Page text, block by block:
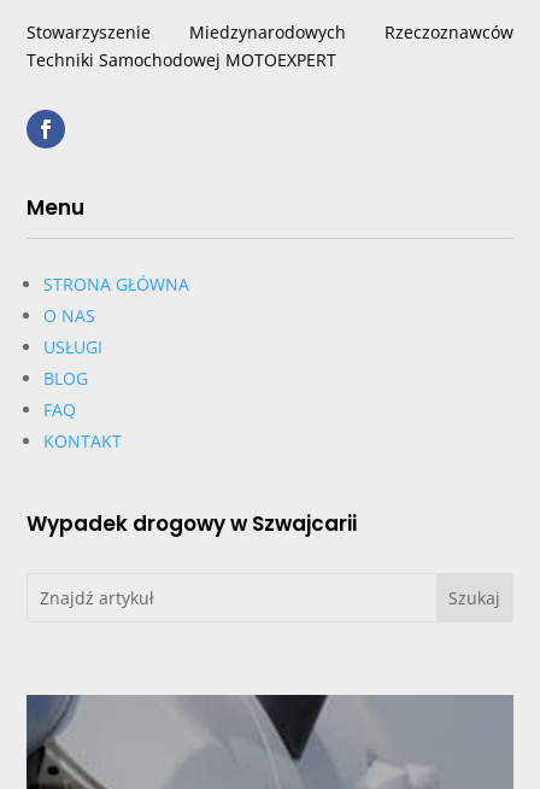
Stowarzyszenie Miedzynarodowych Rzeczoznawców
Techniki Samochodowej MOTOEXPERT
Menu
STRONA GŁÓWNA
O NAS
USŁUGI
BLOG
FAQ
KONTAKT
Wypadek drogowy w Szwajcarii